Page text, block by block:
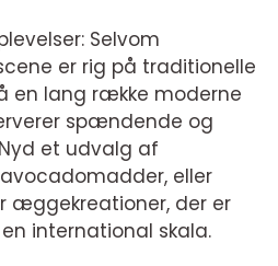
Selvom
er rig på traditionelle
en lang række moderne
spændende og
et udvalg af
eller
æggekreationer, der er
international skala.